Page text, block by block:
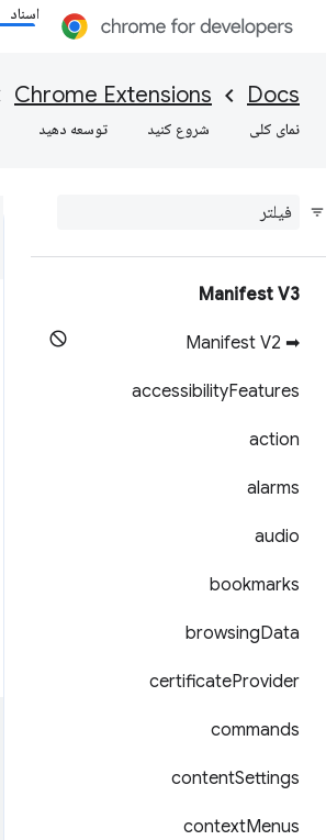
اسناد
Docs
Chrome Extensions
نمای کلی شروع کنید توسعه دهید
Manifest V3
➡ Manifest V2
accessibilityFeatures
action
alarms
audio
bookmarks
browsingData
certificateProvider
commands
contentSettings
contextMenus